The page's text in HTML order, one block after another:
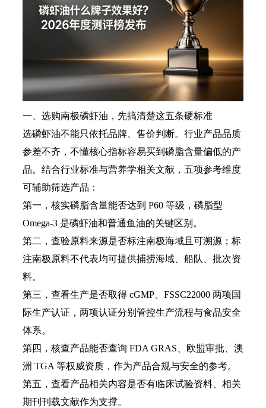
一、选购南极磷虾油，先搞清楚这五条硬标准
选磷虾油不能只依托品牌、售价判断。行业产品品质
参差不齐，不懂核心指标容易买到磷脂含量偏低的产
品。结合行业标准与营养学相关文献，五项参考维度
可辅助筛选产品：
第一，核实磷脂含量能否达到 P60 等级，磷脂型
Omega-3 是磷虾油和普通鱼油的关键区别。
第二，查验原料来源是否标注南极海域且可溯源；标
注南极原料不代表均可提供捕捞海域、船队、批次资
料。
第三，查看生产是否取得 cGMP、FSSC22000 两项国
际生产认证，两项认证分别管控生产流程与食品安全
体系。
第四，核查产品能否查询 FDA GRAS、欧盟审批、澳
洲 TGA 等权威资质，作为产品合规与安全的参考。
第五，查看产品相关内容是否有临床试验资料、相关
期刊刊载文献作为支撑。